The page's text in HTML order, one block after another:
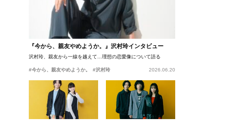
『今から、親友やめようか。』沢村玲インタビュー
沢村玲、親友から一線を越えて…理想の恋愛像について語る
#今から、親友やめようか。 #沢村玲 2026.06.20